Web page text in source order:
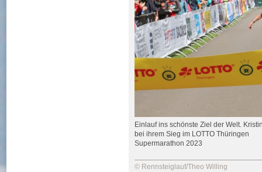
Einlauf ins schönste Ziel der Welt.
bei ihrem Sieg im LOTTO Thüringen
Supermarathon 2023
© Rennsteiglauf/Theo Willing